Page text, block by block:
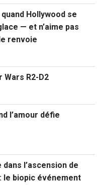
Hollywood se
— et n’aime pas
renvoie
Wars R2-D2
l’amour défie
l’ascension de
le biopic événement